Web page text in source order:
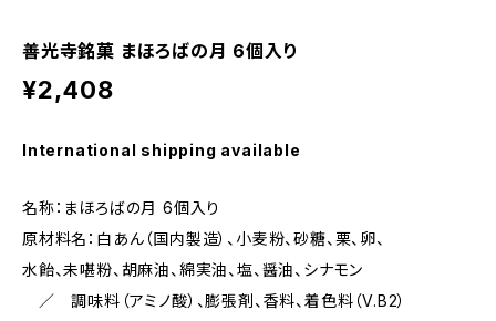
善光寺銘菓 まほろばの月 6個入り
¥2,408
International shipping available
名称：まほろばの月 6個入り
原材料名：白あん（国内製造）、小麦粉、砂糖、栗、卵、
水飴、未啿粉、胡麻油、綿実油、塩、醤油、シナモン
／ 調味料（アミノ酸）、膨張剤、香料、着色料（V.B2）